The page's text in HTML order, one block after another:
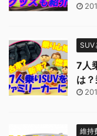
SUV
7人
は
維持